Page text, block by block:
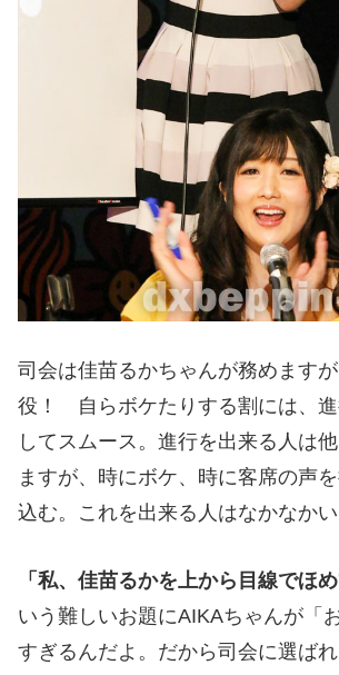
司会は佳苗るかちゃんが務めます
役！ 自らボケたりする割には、進
してスムース。進行を出来る人は
ますが、時にボケ、時に客席の声
込む。これを出来る人はなかなかい
「私、佳苗るかを上から目線でほ
いう難しいお題にAIKAちゃんが「
すぎるんだよ。だから司会に選ば